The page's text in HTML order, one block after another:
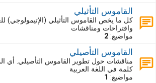
القاموس التأثيلي
كل ما يخص القاموس التأثيلي (الإتيمولوجي)
واقتراحات ومناقشات
مواضيع: 2
القاموس التأصيلي
مناقشات حول تطوير القاموس التأصيلي. أي
كلمة في اللغة العربية
مواضيع: 1